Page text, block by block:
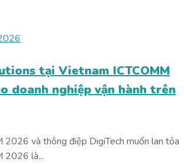
tại Vietnam ICTCOMM
doanh nghiệp vận hành trên
2026 và thông điệp DigiTech muốn lan tỏa
2026 là...